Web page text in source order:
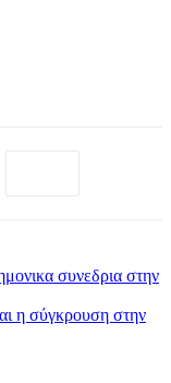
συνεδρια στην
η σύγκρουση στην